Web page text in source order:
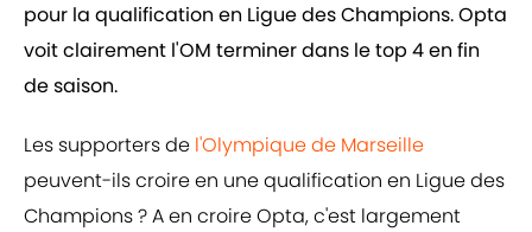
pour la qualification en Ligue des Champions. Opta
voit clairement l'OM terminer dans le top 4 en fin
de saison.
Les supporters de l'Olympique de Marseille
peuvent-ils croire en une qualification en Ligue des
Champions ? A en croire Opta, c'est largement